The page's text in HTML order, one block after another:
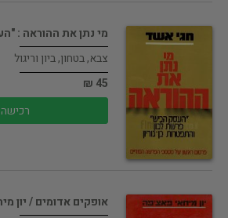
מי נתן את ההוראה :
צבא, בטחון, ביון וריגול
45 ₪
אופקים אדומים / יון